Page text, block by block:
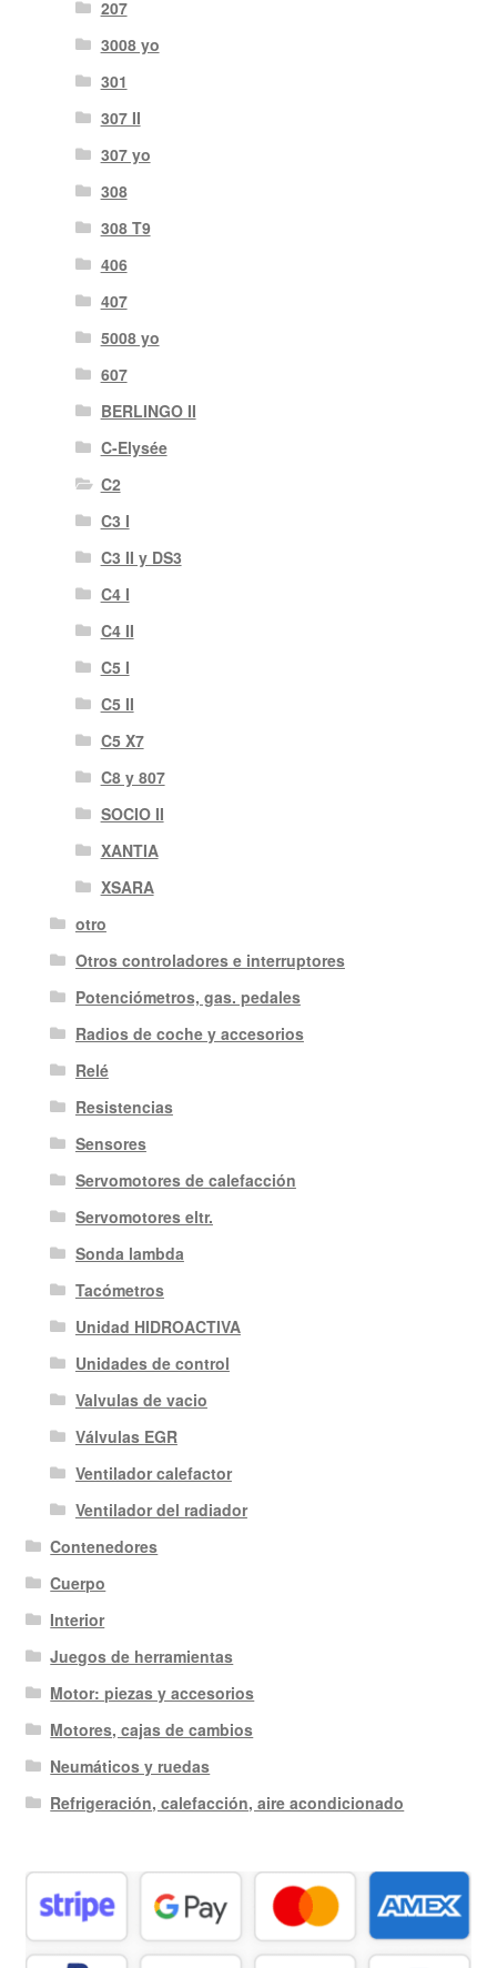
207
3008 yo
301
307 II
307 yo
308
308 T9
406
407
5008 yo
607
BERLINGO II
C-Elysée
C2
C3 I
C3 II y DS3
C4 I
C4 II
C5 I
C5 II
C5 X7
C8 y 807
SOCIO II
XANTIA
XSARA
otro
Otros controladores e interruptores
Potenciómetros, gas. pedales
Radios de coche y accesorios
Relé
Resistencias
Sensores
Servomotores de calefacción
Servomotores eltr.
Sonda lambda
Tacómetros
Unidad HIDROACTIVA
Unidades de control
Valvulas de vacio
Válvulas EGR
Ventilador calefactor
Ventilador del radiador
Contenedores
Cuerpo
Interior
Juegos de herramientas
Motor: piezas y accesorios
Motores, cajas de cambios
Neumáticos y ruedas
Refrigeración, calefacción, aire acondicionado